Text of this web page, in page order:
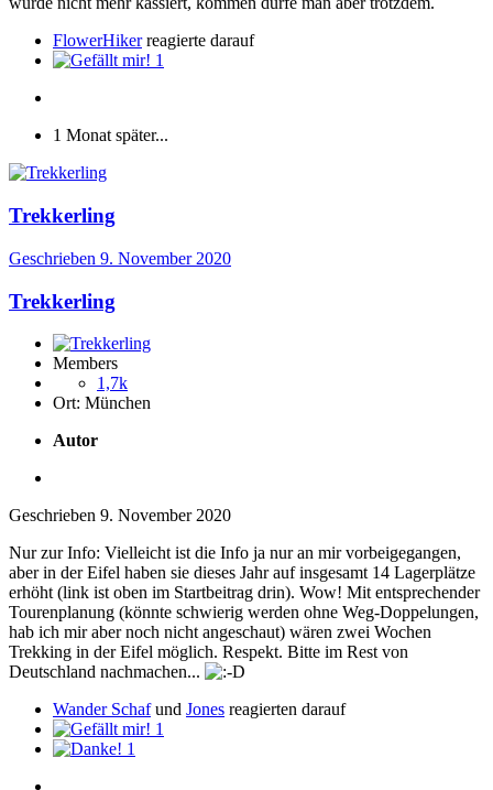
FlowerHikerreagierte darauf
1
1 Monat später...
Trekkerling
Geschrieben 9. November 2020
Trekkerling
Members
1,7k
Ort: München
Autor
Geschrieben 9. November 2020
Nur zur Info: Vielleicht ist die Info ja nur an mir vorbeigegangen,
aber in der Eifel haben sie dieses Jahr auf insgesamt 14 Lagerplätze
erhöht (link ist oben im Startbeitrag drin). Wow! Mit entsprechender
Tourenplanung (könnte schwierig werden ohne Weg-Doppelungen,
hab ich mir aber noch nicht angeschaut) wären zwei Wochen
Trekking in der Eifel möglich. Respekt. Bitte im Rest von
Deutschland nachmachen...
Wander Schafund Jones reagierten darauf
1
1